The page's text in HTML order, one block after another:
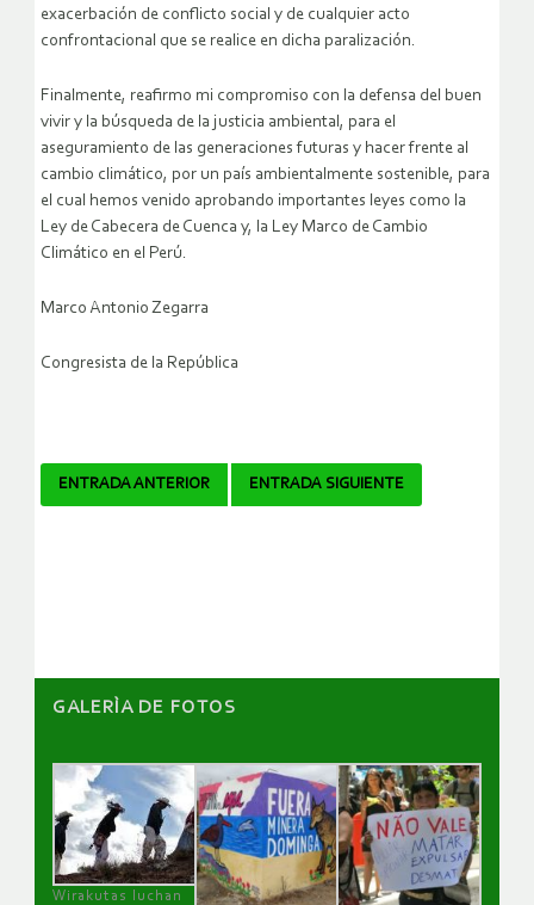
exacerbación de conflicto social y de cualquier acto
confrontacional que se realice en dicha paralización.
Finalmente, reafirmo mi compromiso con la defensa del buen
vivir y la búsqueda de la justicia ambiental, para el
aseguramiento de las generaciones futuras y hacer frente al
cambio climático, por un país ambientalmente sostenible, para
el cual hemos venido aprobando importantes leyes como la
Ley de Cabecera de Cuenca y, la Ley Marco de Cambio
Climático en el Perú.
Marco Antonio Zegarra
Congresista de la República
Navegador
ENTRADA ANTERIOR ENTRADA SIGUIENTE
GALERÌA DE FOTOS
Wirakutas luchan